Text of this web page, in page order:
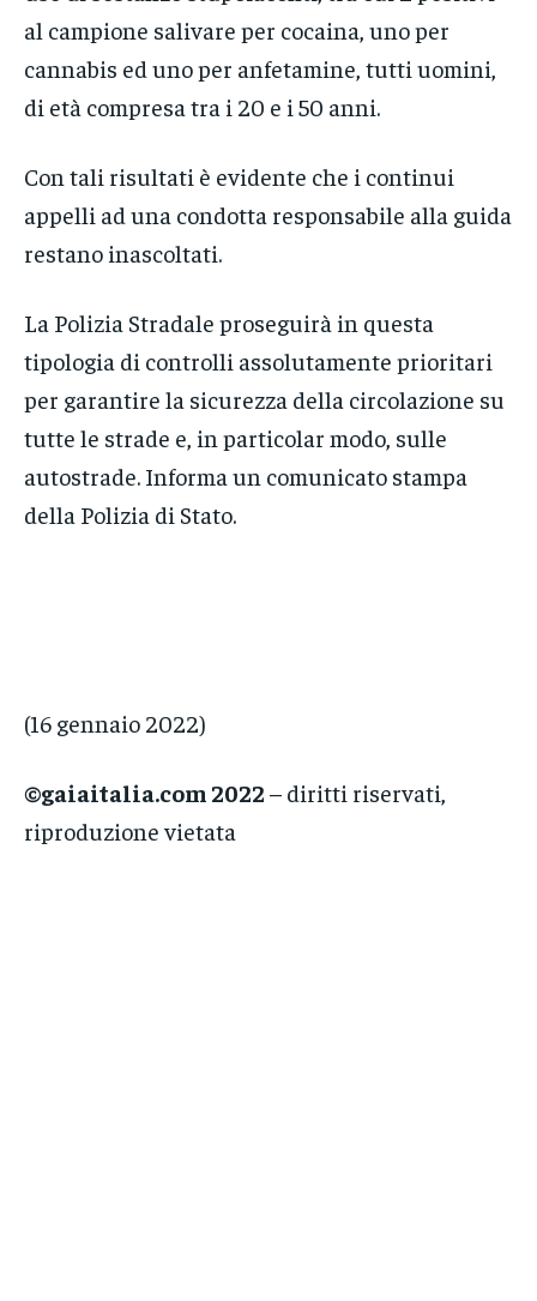
al campione salivare per cocaina, uno per
cannabis ed uno per anfetamine, tutti uomini,
di età compresa tra i 20 e i 50 anni.
Con tali risultati è evidente che i continui
appelli ad una condotta responsabile alla guida
restano inascoltati.
La Polizia Stradale proseguirà in questa
tipologia di controlli assolutamente prioritari
per garantire la sicurezza della circolazione su
tutte le strade e, in particolar modo, sulle
autostrade. Informa un comunicato stampa
della Polizia di Stato.
(16 gennaio 2022)
©gaiaitalia.com 2022 – diritti riservati,
riproduzione vietata